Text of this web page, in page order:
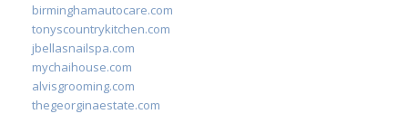
birminghamautocare.com
tonyscountrykitchen.com
jbellasnailspa.com
mychaihouse.com
alvisgrooming.com
thegeorginaestate.com